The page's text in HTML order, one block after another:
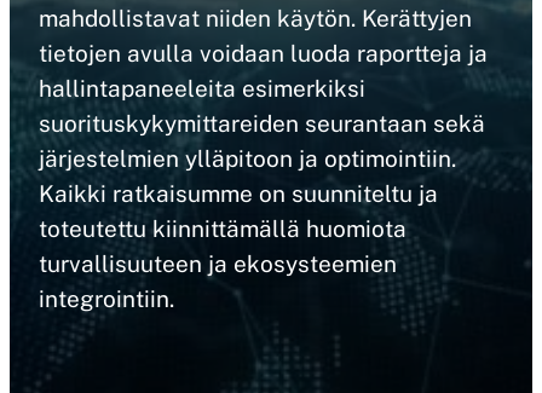
mahdollistavat niiden käytön. Kerättyjen
tietojen avulla voidaan luoda raportteja ja
hallintapaneeleita esimerkiksi
suorituskykymittareiden seurantaan sekä
järjestelmien ylläpitoon ja optimointiin.
Kaikki ratkaisumme on suunniteltu ja
toteutettu kiinnittämällä huomiota
turvallisuuteen ja ekosysteemien
integrointiin.